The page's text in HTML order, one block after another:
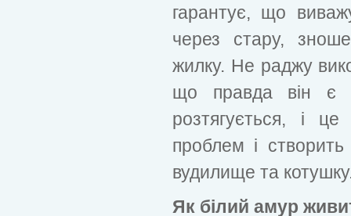
гарантує, що
через стару,
жилку. Не раджу
що правда він є
розтягується, і
проблем і
вудилище та
Як білий амур